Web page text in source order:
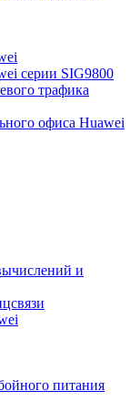
серии SIG9800
трафика
офиса Huawei
и
питания